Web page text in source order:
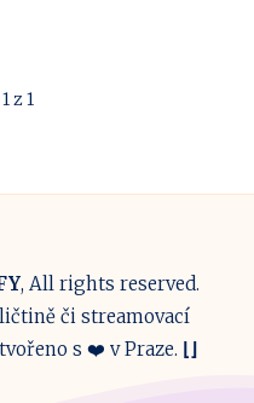
z 1
, All rights reserved.
či streamovací
s ❤️ v Praze. ⌊ ⌋